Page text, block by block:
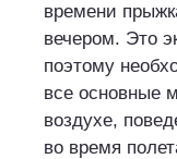
времени
вечером. Это
поэтому
все основные
воздухе,
во время